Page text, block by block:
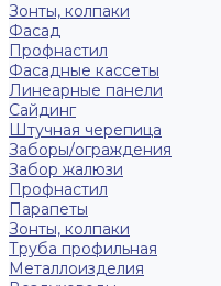
Зонты, колпаки
Фасад
Профнастил
Фасадные кассеты
Линеарные панели
Сайдинг
Штучная черепица
Заборы/ограждения
Забор жалюзи
Профнастил
Парапеты
Зонты, колпаки
Труба профильная
Металлоизделия